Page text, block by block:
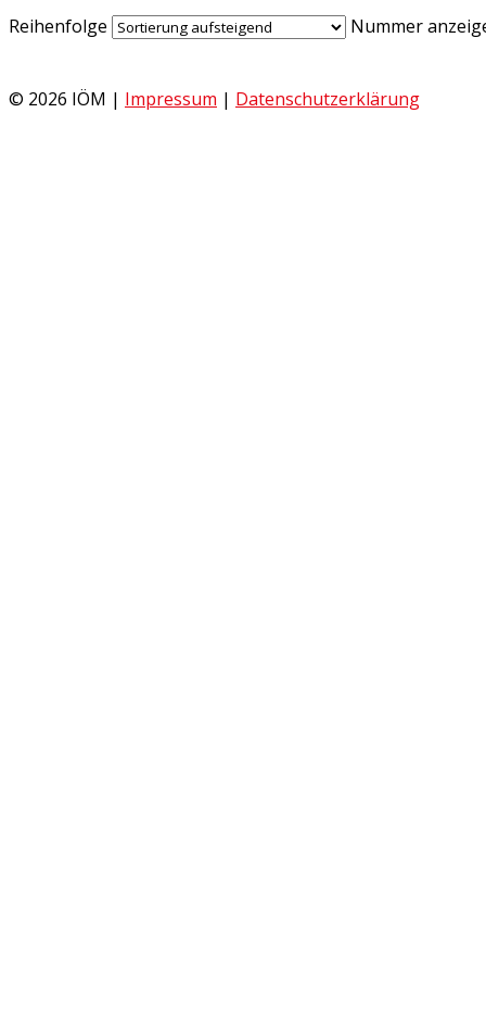
Reihenfolge Nummer
© 2026 IÖM | Impressum | Datenschutzerklärung